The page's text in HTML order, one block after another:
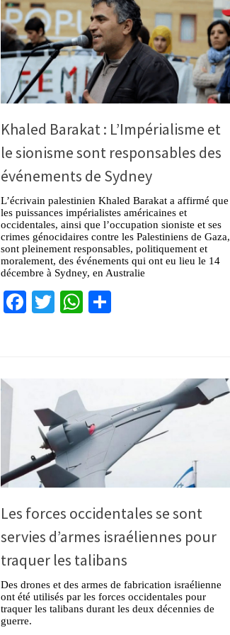
Khaled Barakat : L’Impérialisme et
le sionisme sont responsables des
événements de Sydney
L’écrivain palestinien Khaled Barakat a affirmé que
les puissances impérialistes américaines et
occidentales, ainsi que l’occupation sioniste et ses
crimes génocidaires contre les Palestiniens de Gaza,
sont pleinement responsables, politiquement et
moralement, des événements qui ont eu lieu le 14
décembre à Sydney, en Australie
Facebook
TwitterWhatsApp
Les forces occidentales se sont
servies d’armes israéliennes pour
traquer les talibans
Des drones et des armes de fabrication israélienne
ont été utilisés par les forces occidentales pour
traquer les talibans durant les deux décennies de
guerre.